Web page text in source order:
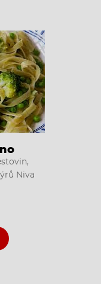
Niva